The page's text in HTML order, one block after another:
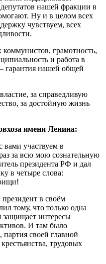
нашей фракции в
Ну и в целом всех
чувствуем, всех
грамотность,
и работа в
гарантия нашей общей
за справедливую
за достойную жизнь
имени Ленина:
вами участвуем в
за всю мою сознательную
президента РФ и дал
в четыре слова:
в своём
тому, что только одна
защищает интересы
И там было
партия своей главной
трудовых